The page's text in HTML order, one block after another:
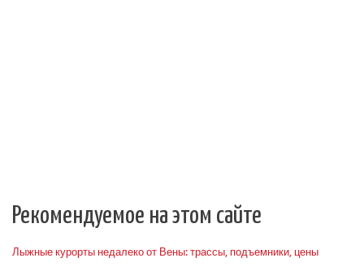
Рекомендуемое на этом сайте
Лыжные курорты недалеко от Вены: трассы, подъемники, цены